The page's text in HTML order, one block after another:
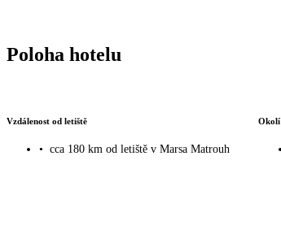
Poloha hotelu
Vzdálenost od letiště
• cca 180 km od letiště v Marsa Matrouh
Okolí